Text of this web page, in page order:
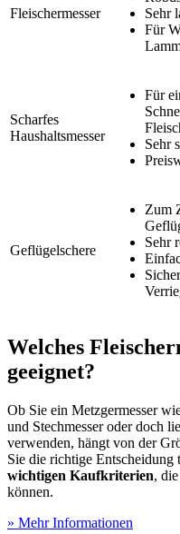
Fleischermesser
Sehr
Für
Scharfes
Haushaltsmesser
Für
Sehr
Geflügelschere
Zum
Sehr
Welches
geeignet?
Ob Sie ein Metzgermesser
und Stechmesser oder doch
verwenden, hängt von der
Sie die richtige
wichtigen Kaufkriterien,
können.
» Mehr Informationen